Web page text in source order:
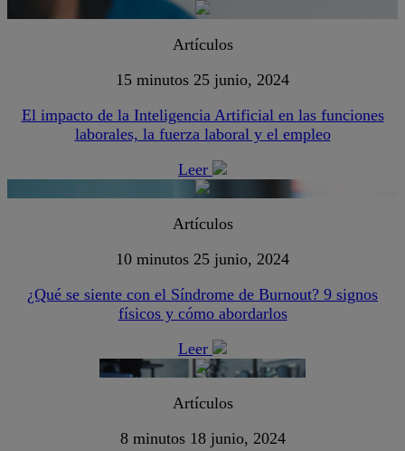
Artículos
15 minutos 25 junio, 2024
El impacto de la Inteligencia Artificial en las funciones
laborales, la fuerza laboral y el empleo
Leer
Artículos
10 minutos 25 junio, 2024
¿Qué se siente con el Síndrome de Burnout? 9 signos
físicos y cómo abordarlos
Leer
Artículos
8 minutos 18 junio, 2024